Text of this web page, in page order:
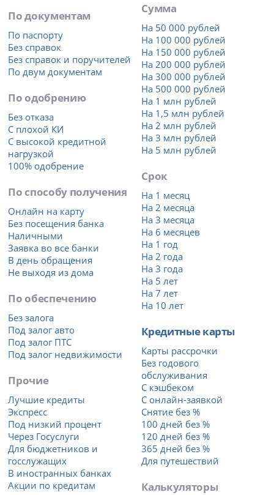
По документам
По паспорту
Без справок
Без справок и поручителей
По двум документам
По одобрению
Без отказа
С плохой КИ
С высокой кредитной
нагрузкой
100% одобрение
По способу получения
Онлайн на карту
Без посещения банка
Наличными
Заявка во все банки
В день обращения
Не выходя из дома
По обеспечению
Без залога
Под залог авто
Под залог ПТС
Под залог недвижимости
Прочие
Лучшие кредиты
Экспресс
Под низкий процент
Через Госуслуги
Для бюджетников и
госслужащих
В иностранных банках
Акции по кредитам
Сумма
На 50 000 рублей
На 100 000 рублей
На 150 000 рублей
На 200 000 рублей
На 300 000 рублей
На 500 000 рублей
На 1 млн рублей
На 1,5 млн рублей
На 2 млн рублей
На 3 млн рублей
На 5 млн рублей
Срок
На 1 месяц
На 2 месяца
На 3 месяца
На 6 месяцев
На 1 год
На 2 года
На 3 года
На 5 лет
На 7 лет
На 10 лет
Кредитные карты
Карты рассрочки
Без годового
обслуживания
С кэшбеком
С онлайн-заявкой
Снятие без %
100 дней без %
120 дней без %
365 дней без %
Для путешествий
Калькуляторы